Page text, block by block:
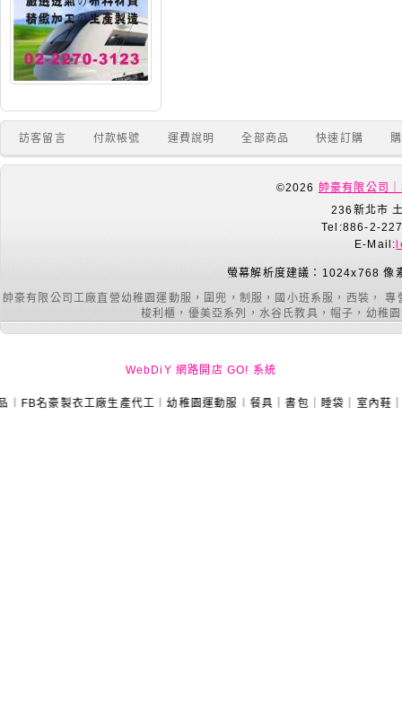
訪客留言 付款帳號 運費說明 全部商品 快速訂購
©2026 帥豪有限公司
236新北市
Tel:886-2-
E-Mail:
螢幕解析度建議：1024x768 像
帥豪有限公司工廠直營幼稚園運動服，圍兜，制服，國小班系服，西裝，
梭利櫃，優美亞系列，水谷氏教具，帽子，幼稚
WebDiY 網路開店 GO! 系統
豪製衣工廠生產代工︱幼稚園運動服︱餐具｜書包｜睡袋｜室內鞋｜課